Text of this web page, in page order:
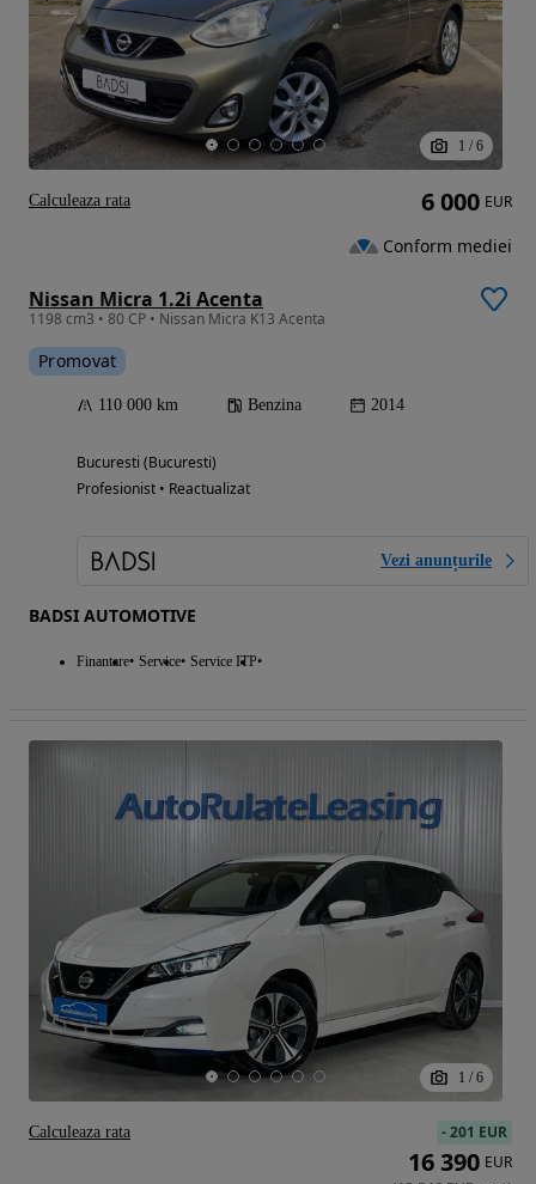
1 / 6
Nissan Micra 1.2i Acenta
1198 cm3 • 80 CP • Nissan Micra K13 Acenta
Promovat
110 000 km Benzina 2014
Bucuresti (Bucuresti)
Profesionist • Reactualizat
Vezi anunțurile
BADSI AUTOMOTIVE
Finantare Service Service ITP
6 000 EUR
Conform mediei
Calculeaza rata
1 / 6
-201 EUR
16 390 EUR
Calculeaza rata